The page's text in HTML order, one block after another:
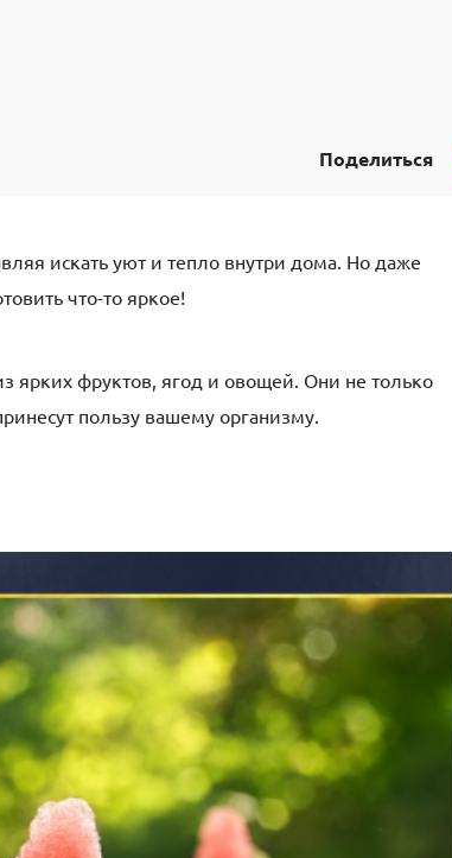
Поделиться
искать уют и тепло внутри дома. Но даже
что-то яркое!
ярких фруктов, ягод и овощей. Они не только
пользу вашему организму.